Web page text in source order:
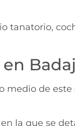
tanatorio,
medio de
la que se